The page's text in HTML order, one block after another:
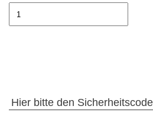
Hier bitte den